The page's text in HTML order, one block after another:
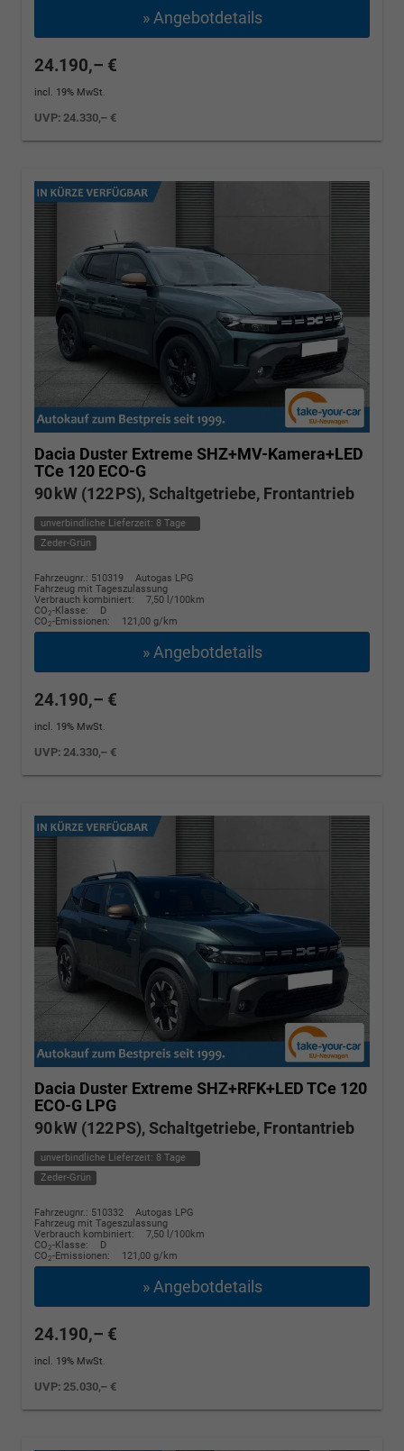
» Angebotdetails
24.190,– €
incl. 19% MwSt.
UVP:24.330,– €
Dacia Duster Extreme SHZ+MV-Kamera+LED
TCe 120 ECO-G
90 kW (122 PS), Schaltgetriebe, Frontantrieb
unverbindliche Lieferzeit: 8 Tage
Zeder-Grün
Fahrzeugnr.: 510319
Autogas LPG
Fahrzeug mit Tageszulassung
Verbrauch kombiniert:
7,50 l/100km
CO2-Klasse:
D
CO2-Emissionen: 121,00 g/km
» Angebotdetails
24.190,– €
incl. 19% MwSt.
UVP:24.330,– €
Dacia Duster Extreme SHZ+RFK+LED TCe 120
ECO-G LPG
90 kW (122 PS), Schaltgetriebe, Frontantrieb
unverbindliche Lieferzeit: 8 Tage
Zeder-Grün
Fahrzeugnr.: 510332
Autogas LPG
Fahrzeug mit Tageszulassung
Verbrauch kombiniert:
7,50 l/100km
CO2-Klasse:
D
CO2-Emissionen: 121,00 g/km
» Angebotdetails
24.190,– €
incl. 19% MwSt.
UVP:25.030,– €